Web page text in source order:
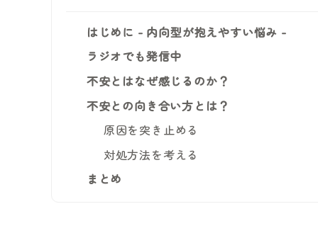
はじめに - 内向型が抱えやすい悩み -
ラジオでも発信中
不安とはなぜ感じるのか？
不安との向き合い方とは？
原因を突き止める
対処方法を考える
まとめ